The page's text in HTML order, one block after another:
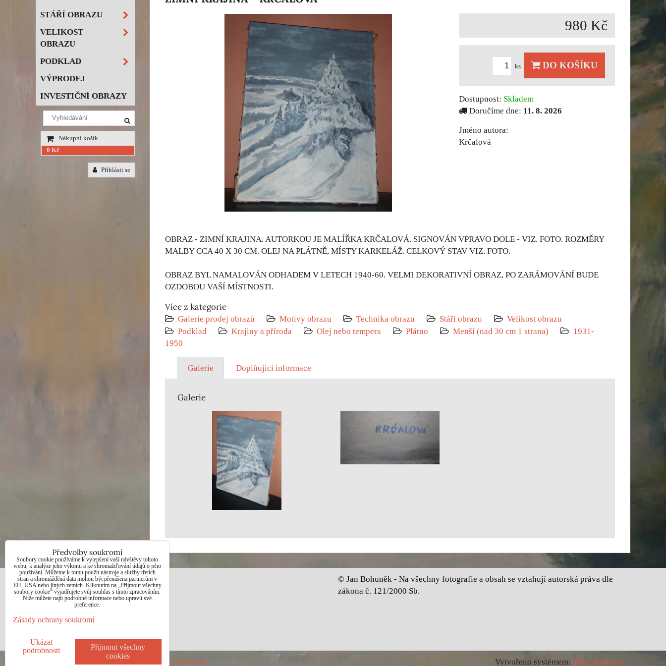
980 Kč
ks DO KOŠÍKU
Dostupnost: Skladem
Doručíme dne: 11. 8. 2026
Jméno autora:
Krčalová
OBRAZ - ZIMNÍ KRAJINA. AUTORKOU JE MALÍŘKA KRČALOVÁ. SIGNOVÁN VPRAVO DOLE - VIZ. FOTO. ROZMĚRY
MALBY CCA 40 X 30 CM. OLEJ NA PLÁTNĚ, MÍSTY KARKELÁŽ. CELKOVÝ STAV VIZ. FOTO.
OBRAZ BYL NAMALOVÁN ODHADEM V LETECH 1940-60. VELMI DEKORATIVNÍ OBRAZ, PO ZARÁMOVÁNÍ BUDE
OZDOBOU VAŠÍ MÍSTNOSTI.
Více z kategorie
Galerie prodej obrazů Motivy obrazu Technika obrazu Stáří obrazu
Velikost obrazu
Podklad
Krajiny a příroda Olej nebo tempera Plátno Menší (nad 30 cm 1 strana)
1931-
1950
Galerie Doplňující informace
Galerie
STÁŘÍ OBRAZU
VELIKOST
OBRAZU
PODKLAD
VÝPRODEJ
INVESTIČNÍ OBRAZY
Nákupní košík
0 Kč
Přihlásit se
JAN BOHUNĚK
Telefon: +420725021832
e-mail: 1jab@seznam.cz
web: www.prodej-obrazy.eu
© Jan Bohuněk - Na všechny fotografie a obsah se vztahují autorská práva dle
zákona č. 121/2000 Sb.
Předvolby soukromí Zásady ochrany soukromí Vytvořeno systémem: ByznysWeb.cz
Předvolby soukromí
Soubory cookie používáme k vylepšení vaší návštěvy tohoto
webu, k analýze jeho výkonu a ke shromažďování údajů o jeho
používání. Můžeme k tomu použít nástroje a služby třetích
stran a shromážděná data mohou být přenášena partnerům v
EU, USA nebo jiných zemích. Kliknutím na „Přijmout všechny
soubory cookie“ vyjadřujete svůj souhlas s tímto zpracováním.
Níže můžete najít podrobné informace nebo upravit své
preference.
Zásady ochrany soukromí
Ukázat
podrobnosti
Přijmout všechny
cookies